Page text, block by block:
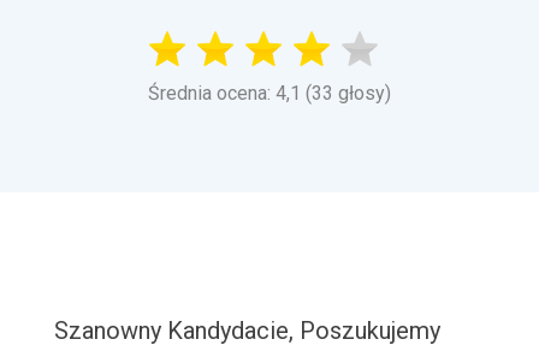
Średnia ocena: 4,1 (33 głosy)
Szanowny Kandydacie, Poszukujemy